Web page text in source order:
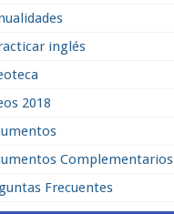
inglés
2018
Complementarios
Frecuentes